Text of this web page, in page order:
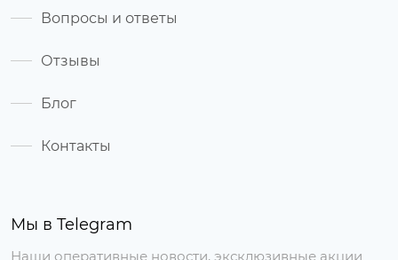
Мы в Telegram
Наши оперативные новости, эксклюзивные акции
Вопросы и ответы
Отзывы
Блог
Контакты